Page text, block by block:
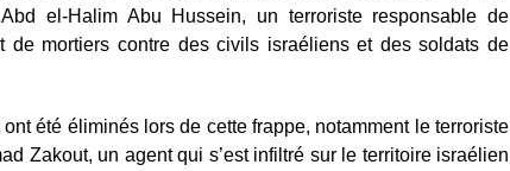
el-Halim Abu Hussein, un terroriste responsable de
de mortiers contre des civils israéliens et des soldats de
été éliminés lors de cette frappe, notamment le terroriste
Zakout, un agent qui s’est infiltré sur le territoire israélien